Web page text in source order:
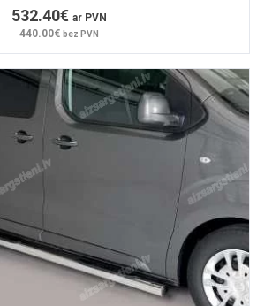
532.40€ ar PVN
440.00€ bez PVN